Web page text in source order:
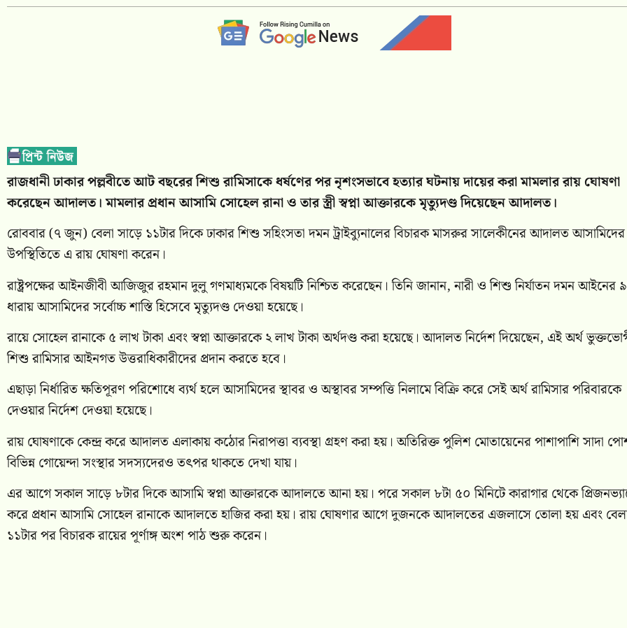
রাজধানী ঢাকার পল্লবীতে আট বছরের শিশু রামিসাকে ধর্ষণের পর নৃশংসভাবে হত্যার ঘটনায় দায়ের করা মামলার রায় ঘোষণা
করেছেন আদালত। মামলার প্রধান আসামি সোহেল রানা ও তার স্ত্রী স্বপ্না আক্তারকে মৃত্যুদণ্ড দিয়েছেন আদালত।
রোববার (৭ জুন) বেলা সাড়ে ১১টার দিকে ঢাকার শিশু সহিংসতা দমন ট্রাইব্যুনালের বিচারক মাসরুর সালেকীনের আদালত আসামিদের
উপস্থিতিতে এ রায় ঘোষণা করেন।
রাষ্ট্রপক্ষের আইনজীবী আজিজুর রহমান দুলু গণমাধ্যমকে বিষয়টি নিশ্চিত করেছেন। তিনি জানান, নারী ও শিশু নির্যাতন দমন আইনের
ধারায় আসামিদের সর্বোচ্চ শাস্তি হিসেবে মৃত্যুদণ্ড দেওয়া হয়েছে।
রায়ে সোহেল রানাকে ৫ লাখ টাকা এবং স্বপ্না আক্তারকে ২ লাখ টাকা অর্থদণ্ড করা হয়েছে। আদালত নির্দেশ দিয়েছেন, এই অর্থ
শিশু রামিসার আইনগত উত্তরাধিকারীদের প্রদান করতে হবে।
এছাড়া নির্ধারিত ক্ষতিপূরণ পরিশোধে ব্যর্থ হলে আসামিদের স্থাবর ও অস্থাবর সম্পত্তি নিলামে বিক্রি করে সেই অর্থ রামিসার পরিবারকে
দেওয়ার নির্দেশ দেওয়া হয়েছে।
রায় ঘোষণাকে কেন্দ্র করে আদালত এলাকায় কঠোর নিরাপত্তা ব্যবস্থা গ্রহণ করা হয়। অতিরিক্ত পুলিশ মোতায়েনের পাশাপাশি সাদা
বিভিন্ন গোয়েন্দা সংস্থার সদস্যদেরও তৎপর থাকতে দেখা যায়।
এর আগে সকাল সাড়ে ৮টার দিকে আসামি স্বপ্না আক্তারকে আদালতে আনা হয়। পরে সকাল ৮টা ৫০ মিনিটে কারাগার থেকে
করে প্রধান আসামি সোহেল রানাকে আদালতে হাজির করা হয়। রায় ঘোষণার আগে দুজনকে আদালতের এজলাসে তোলা হয় এবং
১১টার পর বিচারক রায়ের পূর্ণাঙ্গ অংশ পাঠ শুরু করেন।